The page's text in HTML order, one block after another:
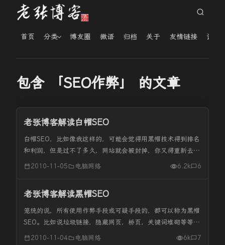
首页 分类 博友圈 微语 归档 关于 友情链接 读者
包含 「SEO作弊」 的文章
老张博客解读白帽SEO
白帽SEO，比如像我这样的，可能会觉得用黑帽技术得到排名
和利润，但是过不了多久，网站就会被封掉，你又得重新去做
另外一个网站。为什么不用白帽手段踏踏实实的做一个健康
2010-11-05 电脑网络 6.2k 6
老张博客解读黑帽SEO
笼统的说，所有使用作弊手段或可疑手段的，都可以称为黑帽
SEO。比如说垃圾链接，隐藏网页，桥页，关键词堆砌等等。
近一两年，最典型的黑帽搜索引擎优化是，用程序从其他分类
2010-11-04 电脑网络 6k 7